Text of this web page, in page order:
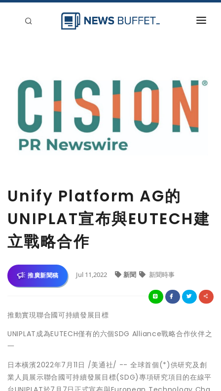
登入
Unify Platform AG的
UNIPLAT宣布與EUTECH建
立戰略合作
推廣新聞稿 Jul 11,2022 新聞 新聞時事
推動實現聯合國可持續發展目標
UNIPLAT成為EUTECH僅有的六個SDG Alliance戰略合作伙伴之
一
日本橫濱2022年7月11日 /美通社/ -- 全球首個(*)供研究及創
業人員展示聯合國可持續發展目標(SDG)專項研究項目的在線平